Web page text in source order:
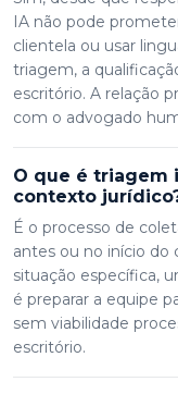
IA não pode
clientela ou usar
triagem, a
escritório. A relação
com o advogado
O que é triagem
contexto
É o processo de
antes ou no início do
situação específica,
é preparar a equipe
sem viabilidade
escritório.